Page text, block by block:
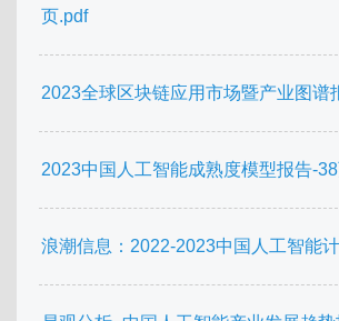
页.pdf
2023全球区块链应用市场暨产业图谱
2023中国人工智能成熟度模型报告-
浪潮信息：2022-2023中国人工智能